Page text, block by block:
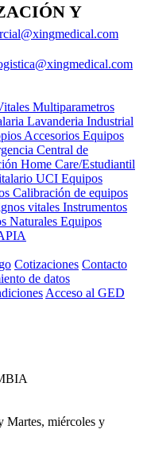
Y
Multiparametros
Lavanderia Industrial
Accesorios Equipos
Central de
Home Care/Estudiantil
UCI Equipos
Calibración de equipos
vitales Instrumentos
Naturales Equipos
Cotizaciones Contacto
de datos
Acceso al GED
Martes, miércoles y